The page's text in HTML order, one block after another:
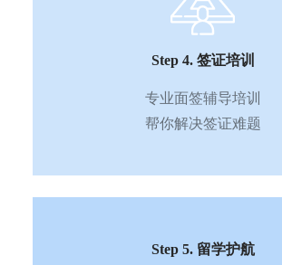
Step 4. 签证培训
专业面签辅导培训
帮你解决签证难题
Step 5. 留学护航